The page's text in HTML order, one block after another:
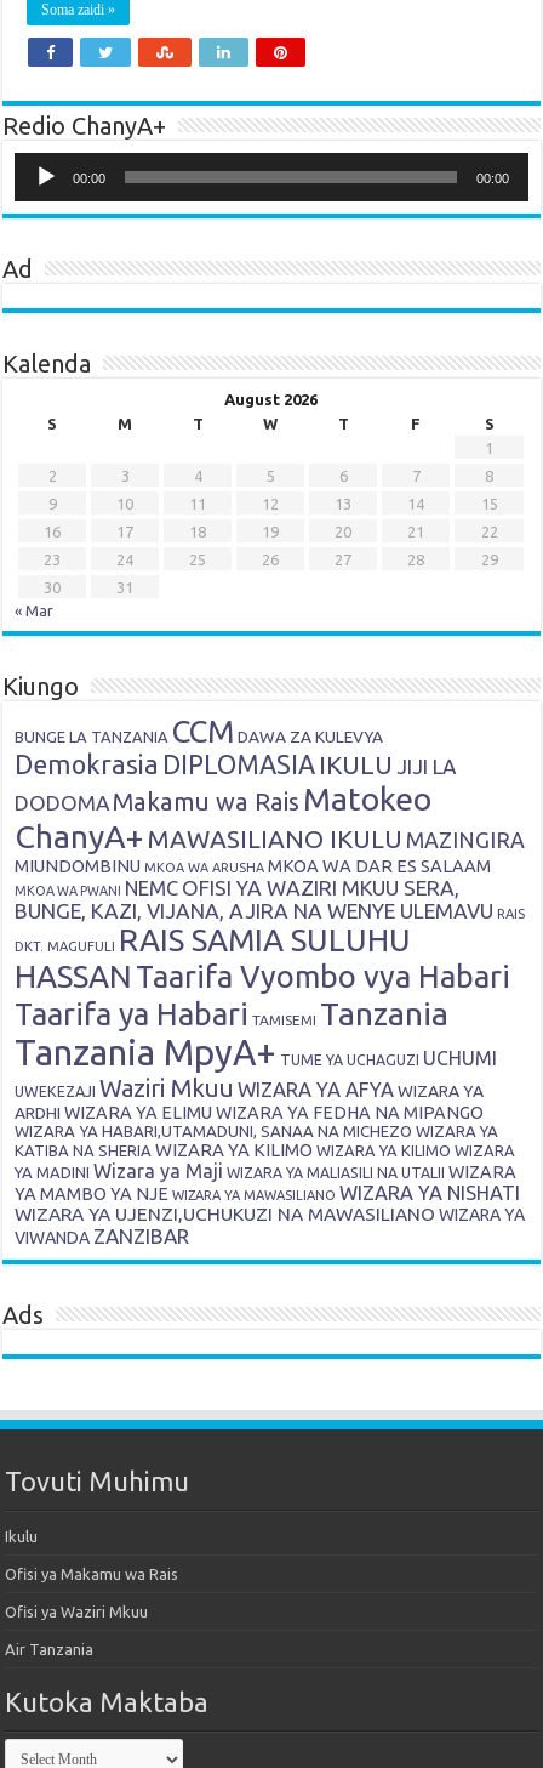
Soma zaidi »
Redio ChanyA+
Player
00:00 00:00
Ad
Kalenda
August 2026
S
M T W T F
S
1
2
3 4 5 6 7
8
9
10 11 12 13 14
15
16
17 18 19 20 21
22
23
24 25 26 27 28
29
30
31
« Mar
Kiungo
BUNGE LA TANZANIA CCM DAWA ZA KULEVYA
Demokrasia DIPLOMASIA IKULU JIJI LA
DODOMA Makamu wa Rais Matokeo
ChanyA+ MAWASILIANO IKULU MAZINGIRA
MIUNDOMBINU MKOA WA ARUSHA MKOA WA DAR ES SALAAM
MKOA WA PWANI NEMC OFISI YA WAZIRI MKUU SERA,
BUNGE, KAZI, VIJANA, AJIRA NA WENYE ULEMAVU RAIS
DKT. MAGUFULI
RAIS SAMIA SULUHU
HASSAN Taarifa Vyombo vya Habari
Taarifa ya Habari TAMISEMI Tanzania
Tanzania MpyA+ TUME YA UCHAGUZI UCHUMI
UWEKEZAJI Waziri Mkuu WIZARA YA AFYA WIZARA YA
ARDHI WIZARA YA ELIMU WIZARA YA FEDHA NA MIPANGO
WIZARA YA HABARI,UTAMADUNI, SANAA NA MICHEZO WIZARA YA
KATIBA NA SHERIA WIZARA YA KILIMO WIZARA YA KILIMO WIZARA
YA MADINI Wizara ya Maji WIZARA YA MALIASILI NA UTALII
WIZARA
YA MAMBO YA NJE WIZARA YA MAWASILIANO WIZARA YA NISHATI
WIZARA YA UJENZI,UCHUKUZI NA MAWASILIANO WIZARA YA
VIWANDA ZANZIBAR
Ads
Tovuti Muhimu
Ikulu
Ofisi ya Makamu wa Rais
Ofisi ya Waziri Mkuu
Air Tanzania
Kutoka Maktaba
Kutoka
Maktaba